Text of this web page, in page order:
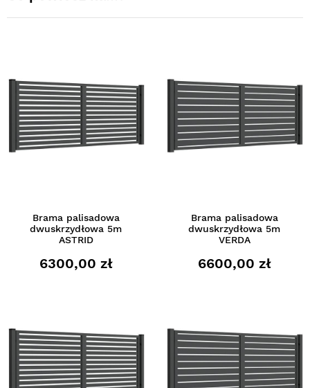
Brama palisadowa
dwuskrzydłowa 5m
ASTRID
6300,00 zł
Brama palisadowa
dwuskrzydłowa 5m
VERDA
6600,00 zł